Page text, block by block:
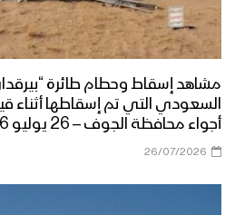
مشاهد إسقاط وحطام طائرة
السعودي التي تم إسقاطها أثناء
أجواء محافظة الجوف – 26 يوليو 2026م
26/07/2026